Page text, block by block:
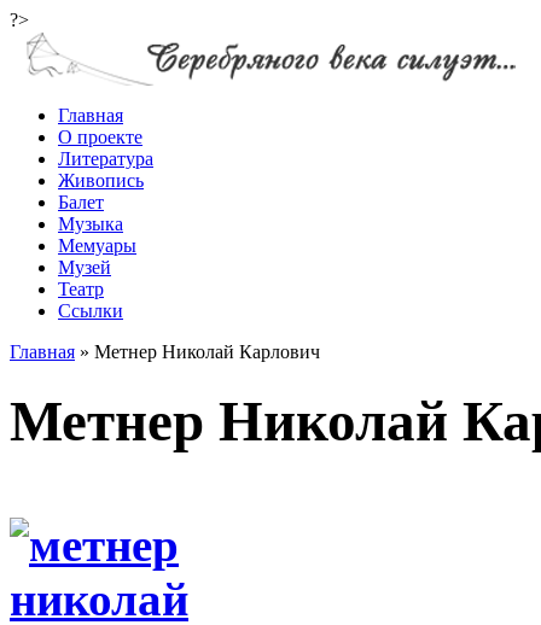
?>
Главная
О проекте
Литература
Живопись
Балет
Музыка
Мемуары
Музей
Театр
Ссылки
Главная » Метнер Николай Карлович
Метнер Николай